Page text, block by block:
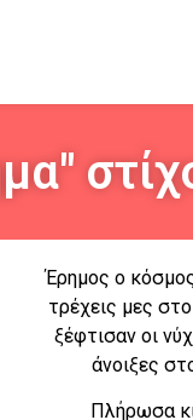
Έρημος ο
τρέχεις μες
ξέφτισαν οι
άνοιξες
Πλήρωσα